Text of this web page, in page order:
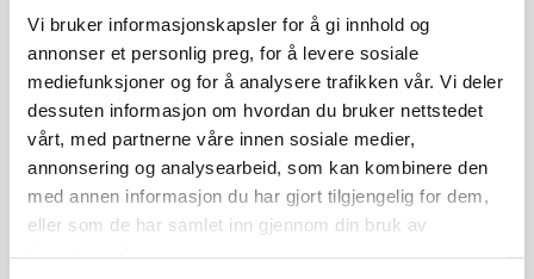
Vi bruker informasjonskapsler for å gi innhold og
annonser et personlig preg, for å levere sosiale
mediefunksjoner og for å analysere trafikken vår. Vi deler
dessuten informasjon om hvordan du bruker nettstedet
vårt, med partnerne våre innen sosiale medier,
annonsering og analysearbeid, som kan kombinere den
med annen informasjon du har gjort tilgjengelig for dem,
eller som de har samlet inn gjennom din bruk av
Vi leverer til avtalt tid.